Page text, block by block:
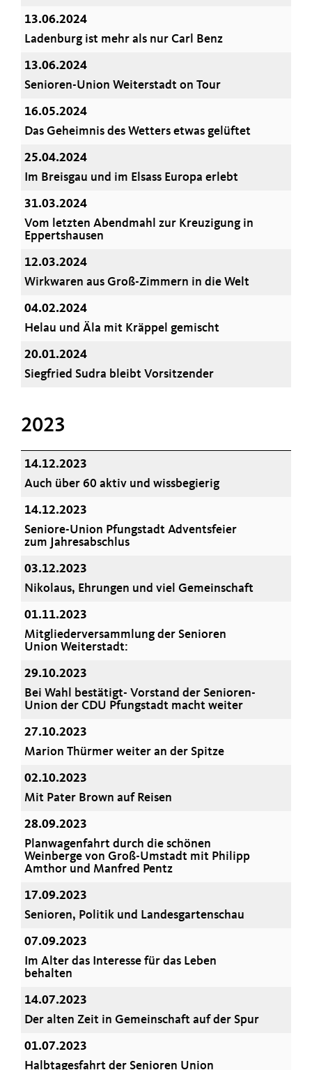
13.06.2024
Ladenburg ist mehr als nur Carl Benz
13.06.2024
Senioren-Union Weiterstadt on Tour
16.05.2024
Das Geheimnis des Wetters etwas gelüftet
25.04.2024
Im Breisgau und im Elsass Europa erlebt
31.03.2024
Vom letzten Abendmahl zur Kreuzigung in
Eppertshausen
12.03.2024
Wirkwaren aus Groß-Zimmern in die Welt
04.02.2024
Helau und Äla mit Kräppel gemischt
20.01.2024
Siegfried Sudra bleibt Vorsitzender
2023
14.12.2023
Auch über 60 aktiv und wissbegierig
14.12.2023
Seniore-Union Pfungstadt Adventsfeier
zum Jahresabschlus
03.12.2023
Nikolaus, Ehrungen und viel Gemeinschaft
01.11.2023
Mitgliederversammlung der Senioren
Union Weiterstadt:
29.10.2023
Bei Wahl bestätigt- Vorstand der Senioren-
Union der CDU Pfungstadt macht weiter
27.10.2023
Marion Thürmer weiter an der Spitze
02.10.2023
Mit Pater Brown auf Reisen
28.09.2023
Planwagenfahrt durch die schönen
Weinberge von Groß-Umstadt mit Philipp
Amthor und Manfred Pentz
17.09.2023
Senioren, Politik und Landesgartenschau
07.09.2023
Im Alter das Interesse für das Leben
behalten
14.07.2023
Der alten Zeit in Gemeinschaft auf der Spur
01.07.2023
Halbtagesfahrt der Senioren Union